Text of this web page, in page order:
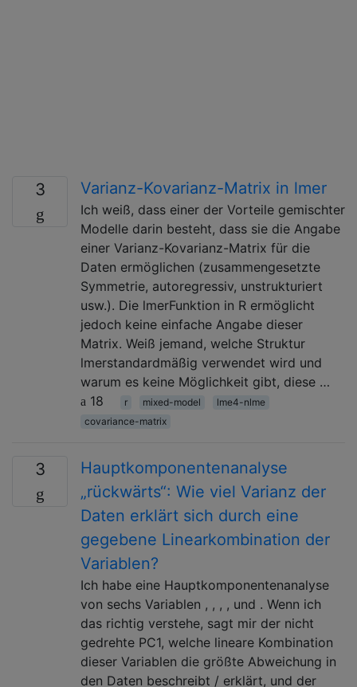
3 Varianz-Kovarianz-Matrix in lmer
Ich weiß, dass einer der Vorteile gemischter
Modelle darin besteht, dass sie die Angabe
einer Varianz-Kovarianz-Matrix für die
Daten ermöglichen (zusammengesetzte
Symmetrie, autoregressiv, unstrukturiert
usw.). Die lmerFunktion in R ermöglicht
jedoch keine einfache Angabe dieser
Matrix. Weiß jemand, welche Struktur
lmerstandardmäßig verwendet wird und
warum es keine Möglichkeit gibt, diese …
18
r mixed-model
lme4-nlme
covariance-matrix
3
Hauptkomponentenanalyse
„rückwärts“: Wie viel Varianz der
Daten erklärt sich durch eine
gegebene Linearkombination der
Variablen?
Ich habe eine Hauptkomponentenanalyse
von sechs Variablen , , , , und . Wenn ich
das richtig verstehe, sagt mir der nicht
gedrehte PC1, welche lineare Kombination
dieser Variablen die größte Abweichung in
den Daten beschreibt / erklärt, und der